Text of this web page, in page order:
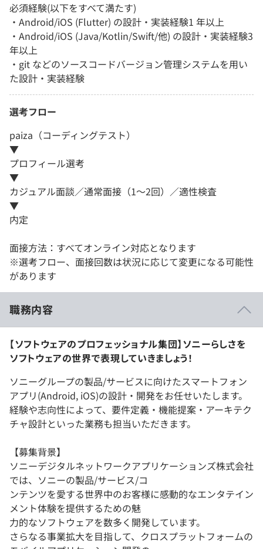
必須経験(以下をすべて満たす)
・Android/iOS (Flutter) の設計・実装経験1 年以上
・Android/iOS (Java/Kotlin/Swift/他) の設計・実装経験3
年以上
・git などのソースコードバージョン管理システムを用い
た設計・実装経験
選考フロー
paiza（コーディングテスト）
▼
プロフィール選考
▼
カジュアル面談／通常面接（1～2回）／適性検査
▼
内定
面接方法：すべてオンライン対応となります
※選考フロー、面接回数は状況に応じて変更になる可能性
があります
職務内容
【ソフトウェアのプロフェッショナル集団】ソニーらしさを
ソフトウェアの世界で表現していきましょう！
ソニーグループの製品/サービスに向けたスマートフォン
アプリ(Android, iOS)の設計・開発をお任せいたします。
経験や志向性によって、要件定義・機能提案・アーキテク
チャ設計といった業務も担当いただきます。
【募集背景】
ソニーデジタルネットワークアプリケーションズ株式会社
では、ソニーの製品/サービス/コ
ンテンツを愛する世界中のお客様に感動的なエンタテイン
メント体験を提供するための魅
力的なソフトウェアを数多く開発しています。
さらなる事業拡大を目指して、クロスプラットフォームの